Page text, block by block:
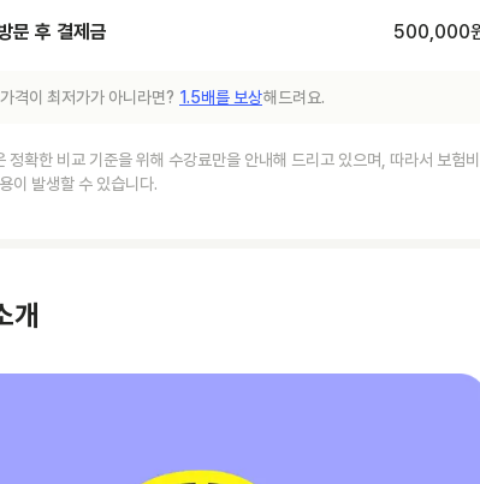
문 후 결제금 500,000
격이 최저가가 아니라면? 1.5배를 보상해드려요.
정확한 비교 기준을 위해 수강료만을 안내해 드리고 있으며, 따라서 보험비
이 발생할 수 있습니다.
개